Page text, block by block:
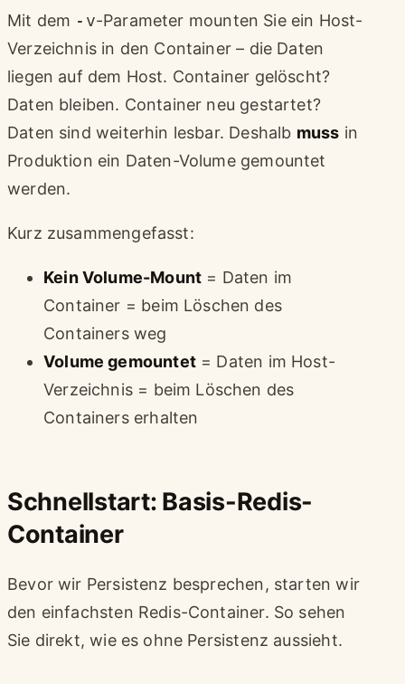
Mit dem -v-Parameter mounten Sie ein Host-
Verzeichnis in den Container – die Daten
liegen auf dem Host. Container gelöscht?
Daten bleiben. Container neu gestartet?
Daten sind weiterhin lesbar. Deshalb muss in
Produktion ein Daten-Volume gemountet
werden.
Kurz zusammengefasst:
Kein Volume-Mount = Daten im
Container = beim Löschen des
Containers weg
Volume gemountet= Daten im Host-
Verzeichnis = beim Löschen des
Containers erhalten
Schnellstart: Basis-Redis-
Container
Bevor wir Persistenz besprechen, starten wir
den einfachsten Redis-Container. So sehen
Sie direkt, wie es ohne Persistenz aussieht.